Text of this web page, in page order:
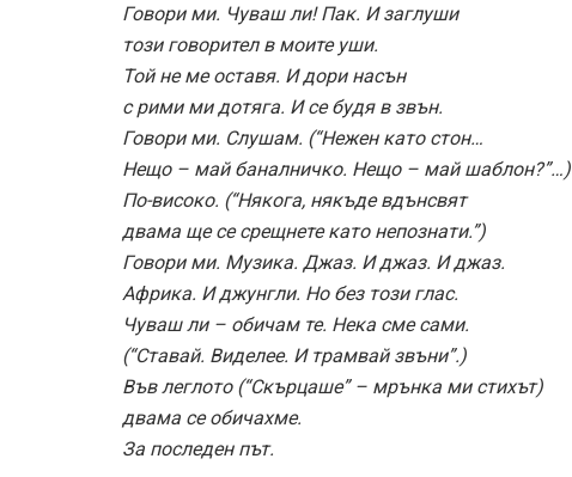
Говори ми. Чуваш ли! Пак. И заглуши
този говорител в моите уши.
Той не ме оставя. И дори насън
с рими ми дотяга. И се будя в звън.
Говори ми. Слушам. (“Нежен като стон…
Нещо – май баналничко. Нещо – май шаблон?”…)
По-високо. (“Някога, някъде вдънсвят
двама ще се срещнете като непознати.”)
Говори ми. Музика. Джаз. И джаз. И джаз.
Африка. И джунгли. Но без този глас.
Чуваш ли – обичам те. Нека сме сами.
(“Ставай. Виделее. И трамвай звъни”.)
Във леглото (“Скърцаше” – мрънка ми стихът)
двама се обичахме.
За последен път.